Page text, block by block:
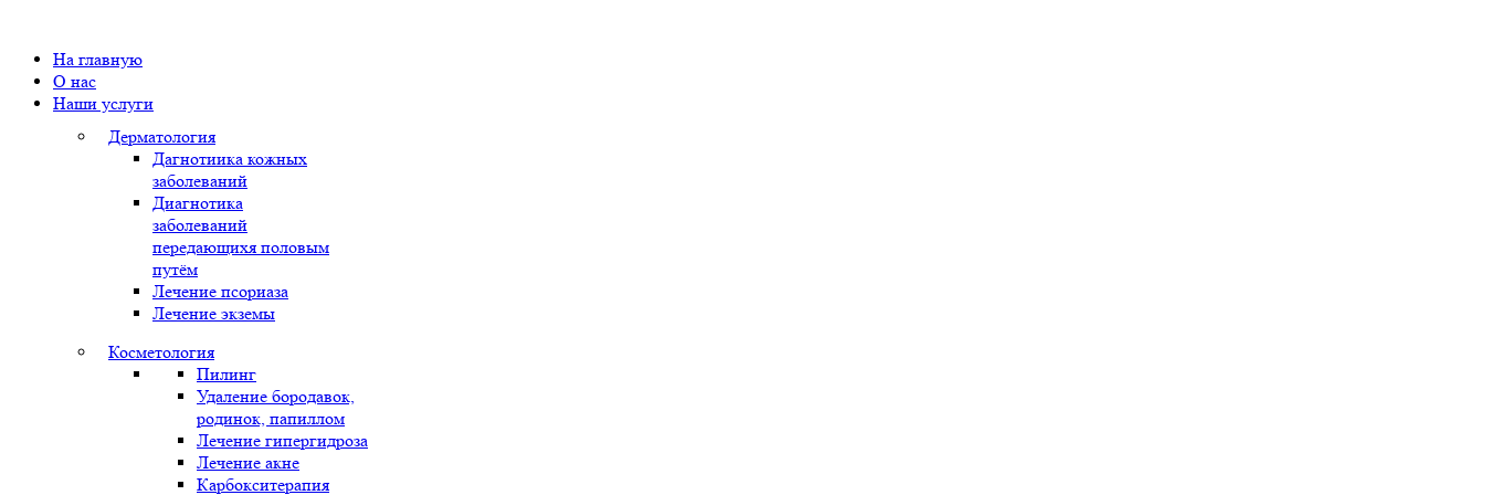
На главную
О нас
Наши услуги
Дерматология
Дагнотиика кожных
заболеваний
Диагнотика
заболеваний
передающихя половым
путём
Лечение псориаза
Лечение экземы
Косметология
Пилинг
Удаление бородавок,
родинок, папиллом
Лечение гипергидроза
Лечение акне
Карбокситерапия